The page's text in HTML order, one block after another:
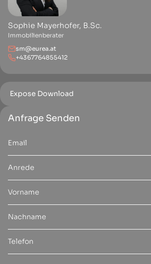
Sophie Mayerhofer, B.Sc.
Immobilienberater
sm@eurea.at
+4367764855412
Expose Download
Anfrage Senden
Anrede